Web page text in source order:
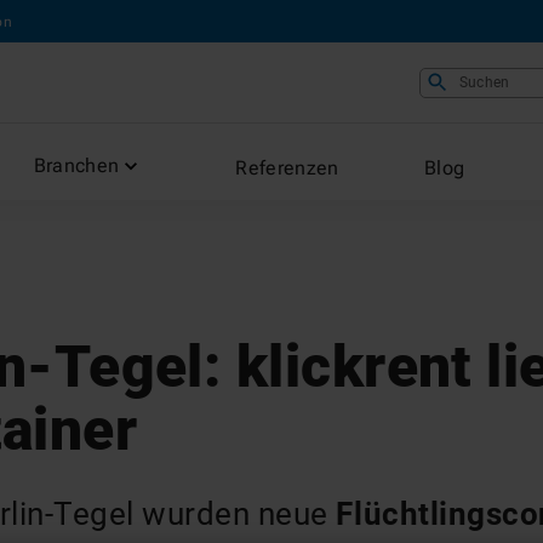
Suchen
Branchen Referenzen Blog
Tegel: klickrent
Tegel wurden neue